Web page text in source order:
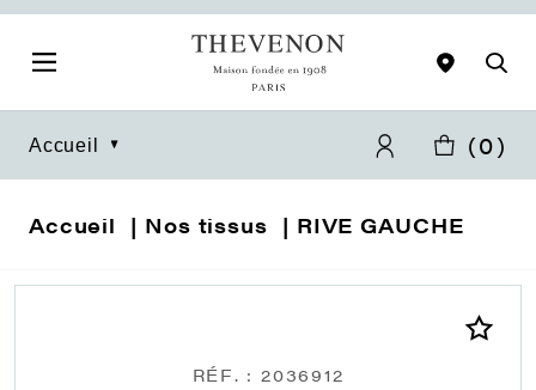
Accueil (0)
Accueil Nos tissus RIVE GAUCHE
RÉF. : 2036912